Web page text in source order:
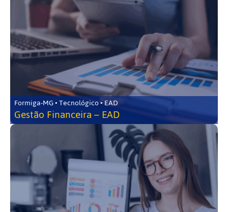
Formiga-MG • Tecnológico • EAD
Gestão Financeira – EAD